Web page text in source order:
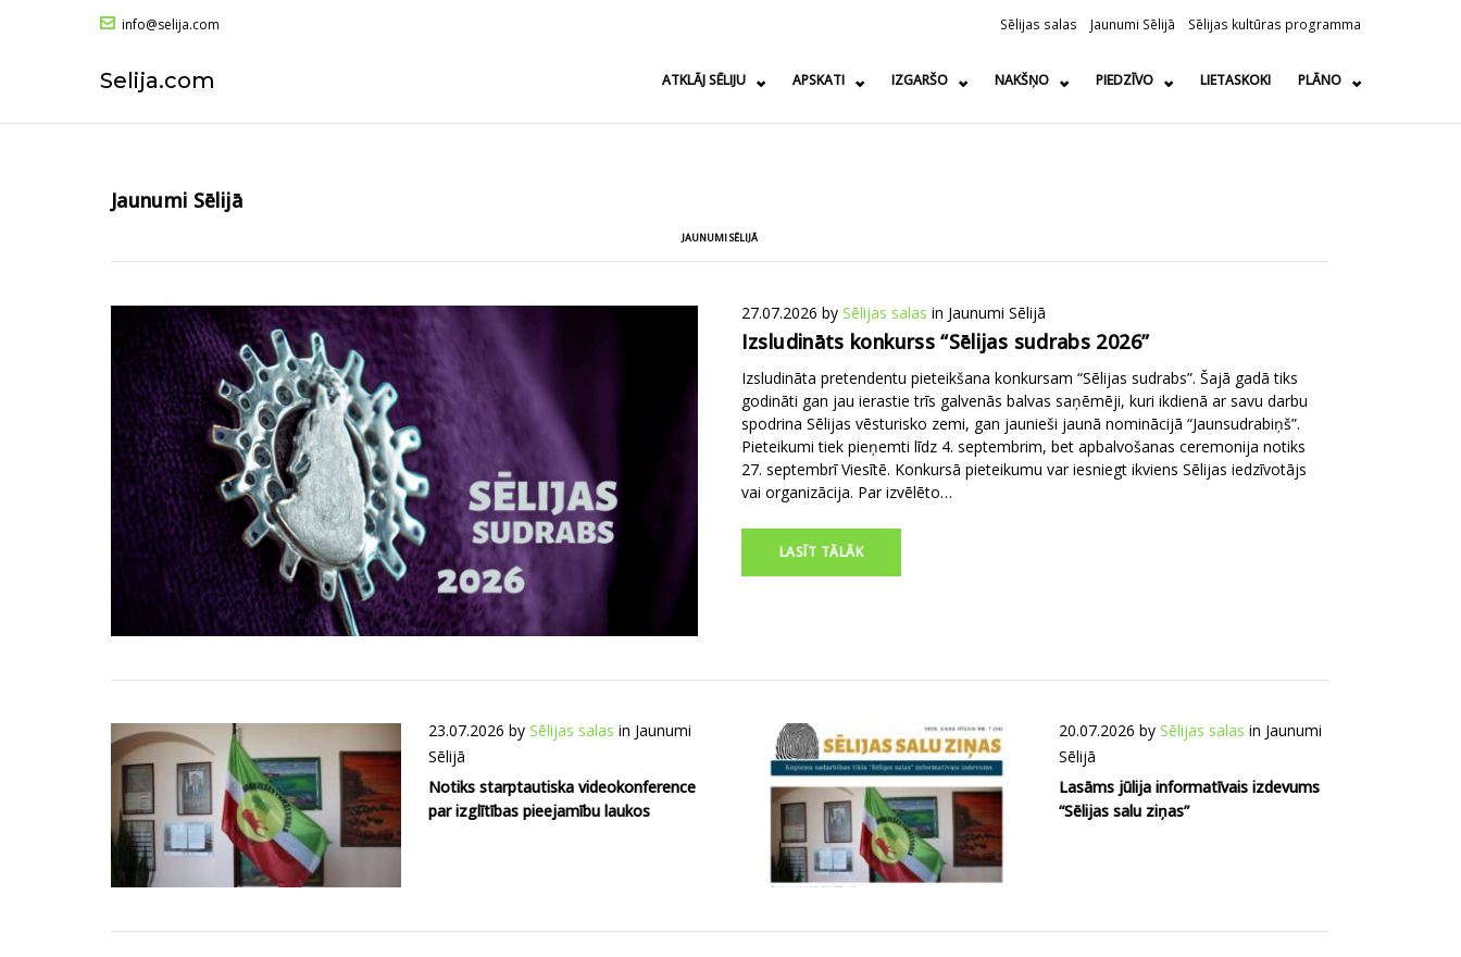
info@selija.com Sēlijas salas Jaunumi Sēlijā Sēlijas kultūras programma
Selija.com ATKLĀJ SĒLIJU APSKATI IZGARŠO NAKŠŅO PIEDZĪVO LIETASKOKI PLĀNO
Jaunumi Sēlijā
JAUNUMI SĒLIJĀ
27.07.2026 by Sēlijas salas in Jaunumi Sēlijā
Izsludināts konkurss “Sēlijas sudrabs 2026”
Izsludināta pretendentu pieteikšana konkursam “Sēlijas sudrabs”. Šajā gadā tiks
godināti gan jau ierastie trīs galvenās balvas saņēmēji, kuri ikdienā ar savu darbu
spodrina Sēlijas vēsturisko zemi, gan jaunieši jaunā nominācijā “Jaunsudrabiņš”.
Pieteikumi tiek pieņemti līdz 4. septembrim, bet apbalvošanas ceremonija notiks
27. septembrī Viesītē. Konkursā pieteikumu var iesniegt ikviens Sēlijas iedzīvotājs
vai organizācija. Par izvēlēto…
LASĪT TĀLĀK
23.07.2026 by Sēlijas salas in Jaunumi
Sēlijā
Notiks starptautiska videokonference
par izglītības pieejamību laukos
20.07.2026 by Sēlijas salas in Jaunumi
Sēlijā
Lasāms jūlija informatīvais izdevums
“Sēlijas salu ziņas”